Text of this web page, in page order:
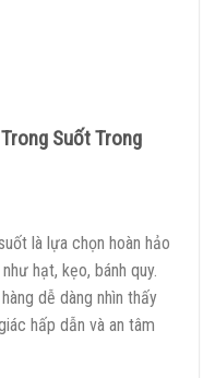
Suốt Trong
là lựa chọn hoàn hảo
hạt, kẹo, bánh quy.
dễ dàng nhìn thấy
hấp dẫn và an tâm